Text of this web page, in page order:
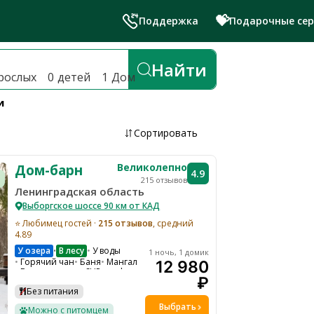
Поддержка 💝Подарочные
лучшие глэмпинги и эко-
0 детей 1 Дом Найти
Сортировать
Великолепно
215 отзывов 4.9
Дом-барн
Ленинградская область
Выборгское шоссе 90 км от КАД
⭐ Любимец гостей · 215 отзывов, средний
4.89
У озера • В лесу
У воды
Горячий чан Баня Мангал
Велопрогулки
SUP-серф
Подходит для проведения мероприятий
Костровая зона Бадминтон
Настольные игры Водоем
Без питания
Можно с питомцем
1 ночь, 1 домик
12 980
₽
Выбрать